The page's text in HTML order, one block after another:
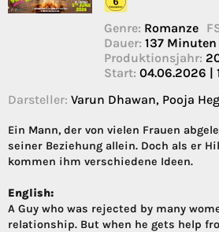
Genre: Romanze
Dauer: 137 Minuten
Produktionsjahr:
Start: 04.06.2026 |
Darsteller: Varun Dhawan, Pooja
Ein Mann, der von vielen Frauen
seiner Beziehung allein. Doch als er
kommen ihm verschiedene Ideen.
English:
A Guy who was rejected by many
relationship. But when he gets help